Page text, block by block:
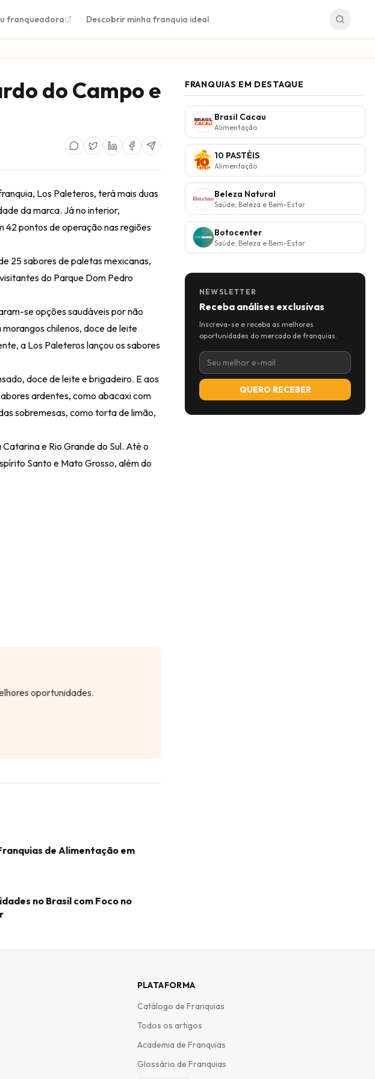
franqueadora Descobrir minha franquia ideal
do Campo e
Los Paleteros, terá mais duas
da marca. Já no interior,
42 pontos de operação nas regiões
25 sabores de paletas mexicanas,
do Parque Dom Pedro
se opções saudáveis por não
chilenos, doce de leite
a Los Paleteros lançou os sabores
doce de leite e brigadeiro. E aos
ardentes, como abacaxi com
sobremesas, como torta de limão,
e Rio Grande do Sul. Até o
Santo e Mato Grosso, além do
oportunidades.
de Alimentação em
no Brasil com Foco no
FRANQUIAS EM DESTAQUE
Brasil Cacau
Alimentação
10 PASTÉIS
Alimentação
Beleza Natural
Saúde, Beleza e Bem-Estar
Botocenter
Saúde, Beleza e Bem-Estar
NEWSLETTER
Receba análises exclusivas
Inscreva-se e receba as melhores
oportunidades do mercado de franquias.
QUERO RECEBER
PLATAFORMA
Catálogo de Franquias
Todos os artigos
Academia de Franquias
Glossário de Franquias